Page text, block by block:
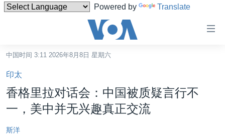
Powered by Translate
碍
链
接
转
内
中国
中国时间 3:11 2026年8月8日 星期六
印太
香格里拉对话会：中国被质疑言行不
一，美中并无兴趣真正交流
斯洋